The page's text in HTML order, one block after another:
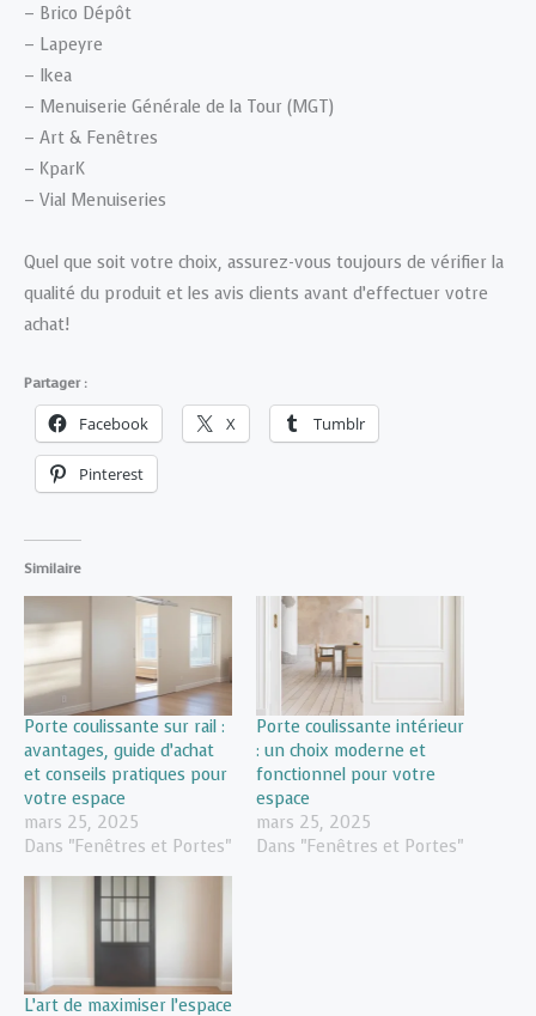
– Brico Dépôt
– Lapeyre
– Ikea
– Menuiserie Générale de la Tour (MGT)
– Art & Fenêtres
– KparK
– Vial Menuiseries
Quel que soit votre choix, assurez-vous toujours de vérifier la
qualité du produit et les avis clients avant d’effectuer votre
achat!
Partager :
Facebook X Tumblr
Pinterest
Similaire
Porte coulissante sur rail :
avantages, guide d’achat
et conseils pratiques pour
votre espace
mars 25, 2025
Dans "Fenêtres et Portes"
Porte coulissante intérieur
: un choix moderne et
fonctionnel pour votre
espace
mars 25, 2025
Dans "Fenêtres et Portes"
L’art de maximiser l’espace